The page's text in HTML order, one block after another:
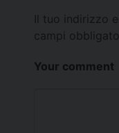
Il tuo indirizzo
campi
Your comment